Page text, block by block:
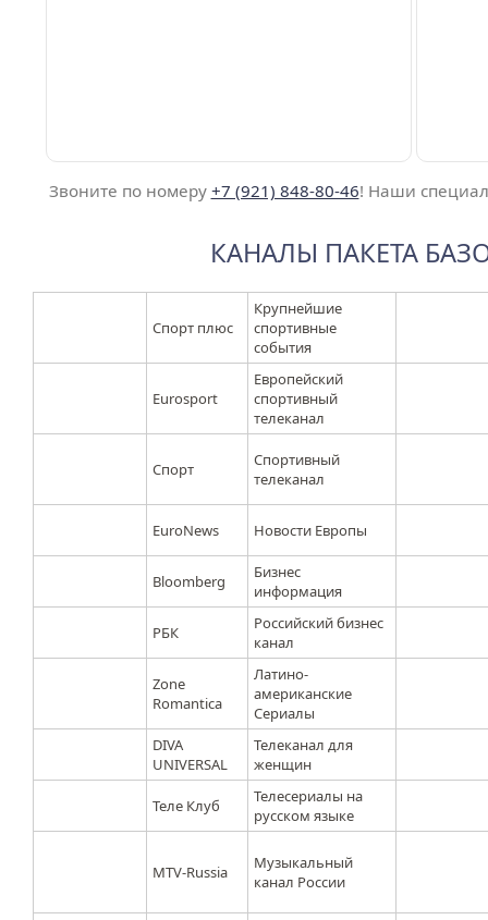
Звоните по номеру +7 (921) 848-80-46! Наши
КАНАЛЫ ПАКЕТА
Спорт плюс
Крупнейшие
спортивные
события
Eurosport
Европейский
спортивный
телеканал
Спорт
Спортивный
телеканал
EuroNews Новости Европы
Bloomberg
Бизнес
информация
РБК
Российский бизнес
канал
Zone
Romantica
Латино-
американские
Сериалы
DIVA
UNIVERSAL
Телеканал для
женщин
Теле Клуб
Телесериалы на
русском языке
MTV-Russia
Музыкальный
канал России